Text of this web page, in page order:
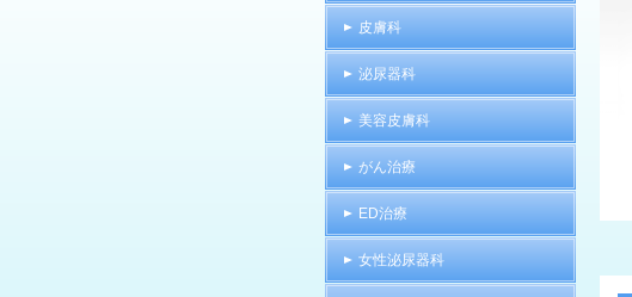
皮膚科
泌尿器科
美容皮膚科
がん治療
ED治療
女性泌尿器科